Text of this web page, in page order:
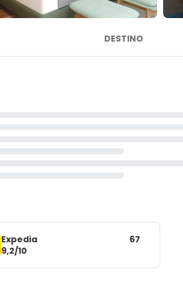
DESTINO
Expedia
9,2/10
67